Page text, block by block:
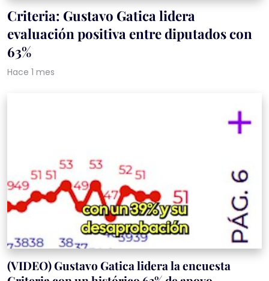
Criteria: Gustavo Gatica lidera
evaluación positiva entre diputados con
63%
Hace 1 mes
(VIDEO) Gustavo Gatica lidera la encuesta